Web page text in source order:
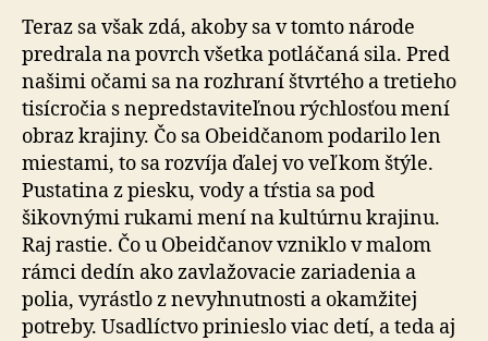
Teraz sa však zdá, akoby sa v tomto národe
predrala na povrch všetka potláčaná sila. Pred
našimi očami sa na rozhraní štvrtého a tretieho
tisícročia s nepredstaviteľnou rýchlosťou mení
obraz krajiny. Čo sa Obeidčanom podarilo len
miestami, to sa rozvíja ďalej vo veľkom štýle.
Pustatina z piesku, vody a tŕstia sa pod
šikovnými rukami mení na kultúrnu krajinu.
Raj rastie. Čo u Obeidčanov vzniklo v malom
rámci dedín ako zavlažovacie zariadenia a
polia, vyrástlo z nevyhnutnosti a okamžitej
potreby. Usadlíctvo prinieslo viac detí, a teda aj